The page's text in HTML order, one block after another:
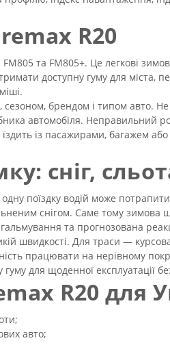
R20
та FM805+. Це легкові
доступну гуму для
брендом і типом авто.
автомобіля. Неправильний
із пасажирами, багажем
сніг,
поїздку водій може
снігом. Саме тому зимова
та прогнозована
швидкості. Для траси —
працювати на нерівному
для щоденної експлуатації
R20 для
авто;